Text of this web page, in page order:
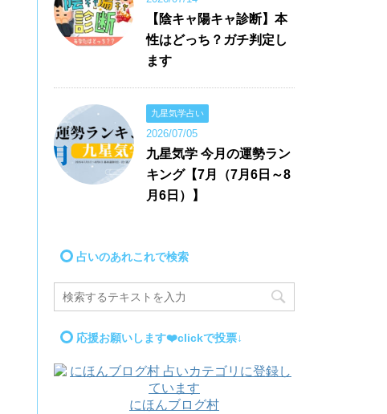
【陰キャ陽キャ診断】本
性はどっち？ガチ判定し
ます
九星気学占い
2026/07/05
九星気学 今月の運勢ラン
キング【7月（7月6日～8
月6日）】
占いのあれこれで検索
応援お願いします❤️clickで投票↓
にほんブログ村